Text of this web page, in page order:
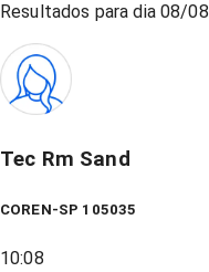
Resultados para dia08/08
Tec Rm Sand
COREN-SP 105035
10:08